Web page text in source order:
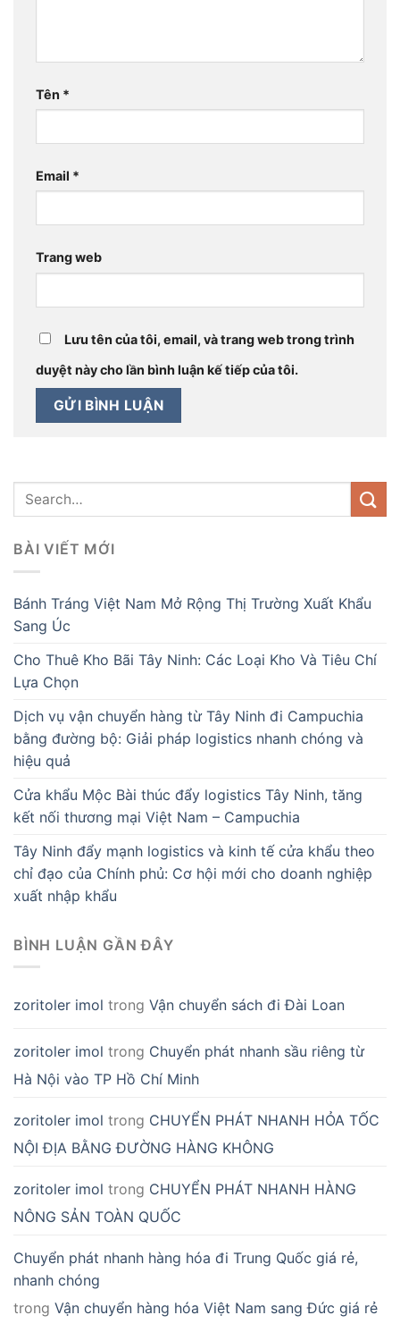
Tên *
Email *
Trang web
Lưu tên của tôi, email, và trang web trong trình
duyệt này cho lần bình luận kế tiếp của tôi.
BÀI VIẾT MỚI
Bánh Tráng Việt Nam Mở Rộng Thị Trường Xuất Khẩu
Sang Úc
Cho Thuê Kho Bãi Tây Ninh: Các Loại Kho Và Tiêu Chí
Lựa Chọn
Dịch vụ vận chuyển hàng từ Tây Ninh đi Campuchia
bằng đường bộ: Giải pháp logistics nhanh chóng và
hiệu quả
Cửa khẩu Mộc Bài thúc đẩy logistics Tây Ninh, tăng
kết nối thương mại Việt Nam – Campuchia
Tây Ninh đẩy mạnh logistics và kinh tế cửa khẩu theo
chỉ đạo của Chính phủ: Cơ hội mới cho doanh nghiệp
xuất nhập khẩu
BÌNH LUẬN GẦN ĐÂY
zoritoler imol trong Vận chuyển sách đi Đài Loan
zoritoler imol trong Chuyển phát nhanh sầu riêng từ
Hà Nội vào TP Hồ Chí Minh
zoritoler imol trong CHUYỂN PHÁT NHANH HỎA TỐC
NỘI ĐỊA BẰNG ĐƯỜNG HÀNG KHÔNG
zoritoler imol trong CHUYỂN PHÁT NHANH HÀNG
NÔNG SẢN TOÀN QUỐC
Chuyển phát nhanh hàng hóa đi Trung Quốc giá rẻ,
nhanh chóng
trong Vận chuyển hàng hóa Việt Nam sang Đức giá rẻ